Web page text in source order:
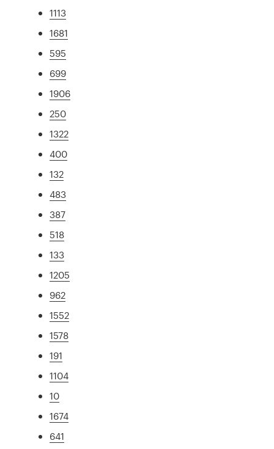
1113
1681
595
699
1906
250
1322
400
132
483
387
518
133
1205
962
1552
1578
191
1104
10
1674
641